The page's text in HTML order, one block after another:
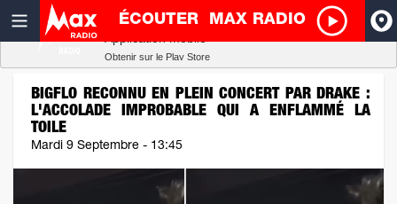
ÉCOUTER MAX RADIO
BIGFLO RECONNU EN PLEIN CONCERT PAR DRAKE :
L'ACCOLADE IMPROBABLE QUI A ENFLAMMÉ LA
TOILE
Mardi 9 Septembre - 13:45
Radio SCOOP
Obtenir sur le Play Store
Télécharger